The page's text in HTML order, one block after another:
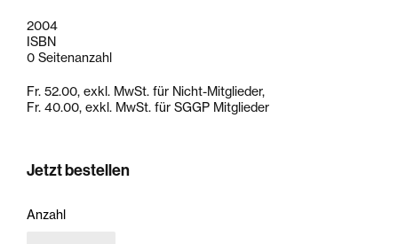
2004
ISBN
0 Seitenanzahl
Fr. 52.00, exkl. MwSt. für Nicht-Mitglieder,
Fr. 40.00, exkl. MwSt. für SGGP Mitglieder
Jetzt bestellen
Anzahl